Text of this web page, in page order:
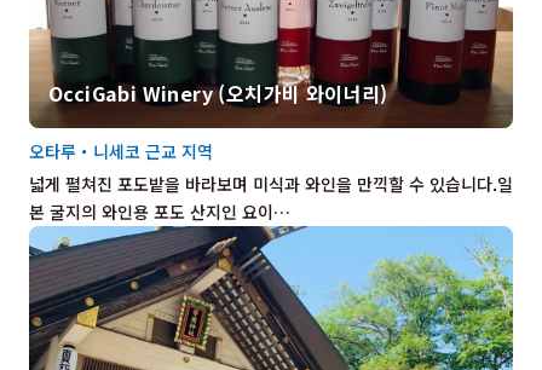
OcciGabi Winery (오치가비 와이너리)
넓게 펼쳐진 포도밭을 바라보며 미식과 와인을 만끽할 수 있습니다.일
본 굴지의 와인용 포도 산지인 요이…
오타루・니세코 근교 지역